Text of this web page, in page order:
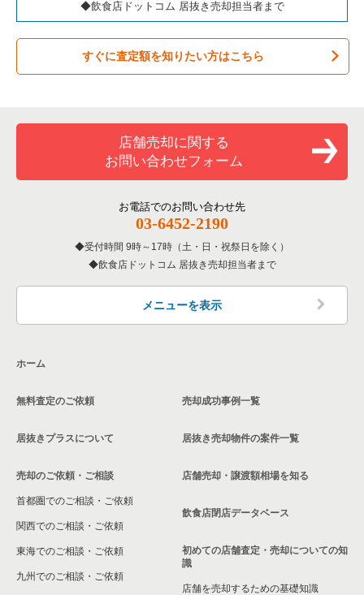
バーの居抜き売却物件の案件一覧
居酒屋・ダイニングバーの居抜き売却物件の案件一覧
洋食の居抜き売却物件の案件一覧
その他の居抜き売却物件の案件一覧
台東区の飲食店の居抜き売却物件の案件一覧
練馬区の飲食店の居抜き売却物件の案件一覧
北区の飲食店の居抜き売却物件の案件一覧
江戸川区の飲食店の居抜き売却物件の案件一覧
墨田区の飲食店の居抜き売却物件の案件一覧
品川区の飲食店の居抜き売却物件の案件一覧
中野区の飲食店の居抜き売却物件の案件一覧
東京23区のテイクアウトの居抜き売却物件の案件一覧
東京23区のお弁当・惣菜・デリの居抜き売却物件の案件一覧
東京23区のバーの居抜き売却物件の案件一覧
東京23区の居酒屋・ダイニングバーの居抜き売却物件の案件一
東京23区の専門料理の居抜き売却物件の案件一覧
東京23区の和食の居抜き売却物件の案件一覧
東京23区の洋食の居抜き売却物件の案件一覧
千代田区のカフェの居抜き売却物件の案件一覧
千代田区のテイクアウトの居抜き売却物件の案件一覧
千代田区のバーの居抜き売却物件の案件一覧
千代田区の居酒屋・ダイニングバーの居抜き売却物件の案件一
千代田区の和食の居抜き売却物件の案件一覧
千代田区の洋食の居抜き売却物件の案件一覧
◆飲食店ドットコム 居抜き売却担当者まで
すぐに査定額を知りたい方はこちら
店舗売却に関する
お問い合わせフォーム
お電話でのお問い合わせ先
03-6452-2190
受付時間 9時～17時（土・日・祝祭日を除く）
飲食店ドットコム 居抜き売却担当者まで
メニューを表示
ホーム
無料査定のご依頼
居抜きプラスについて
売却のご依頼・ご相談
首都圏でのご相談・ご依頼
関西でのご相談・ご依頼
東海でのご相談・ご依頼
九州でのご相談・ご依頼
売却成功事例一覧
居抜き売却物件の案件一覧
店舗売却・譲渡額相場を知る
飲食店閉店データベース
初めての店舗査定・売却についての知
識
店舗を売却するための基礎知識